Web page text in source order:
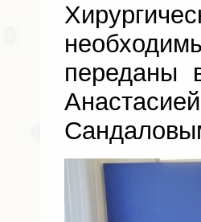
переданы